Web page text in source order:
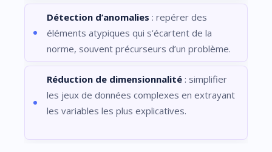
Détection d’anomalies : repérer des
éléments atypiques qui s’écartent de la
norme, souvent précurseurs d’un problème.
Réduction de dimensionnalité : simplifier
les jeux de données complexes en extrayant
les variables les plus explicatives.